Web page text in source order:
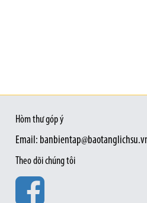
Hòm thư góp ý
Email:
Theo dõi chúng tôi